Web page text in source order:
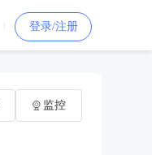
登录/注册
监控